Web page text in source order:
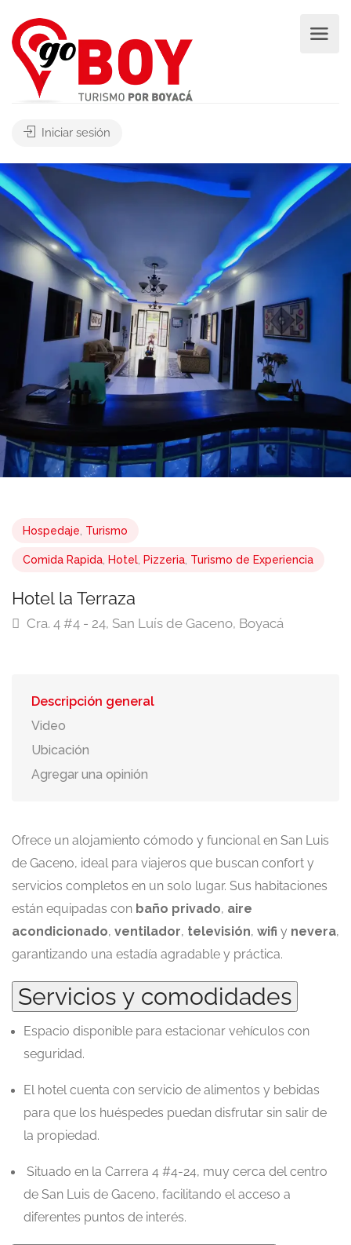
Iniciar sesión
Hospedaje Turismo
Comida Rapida Hotel Pizzeria Turismo de Experiencia
Hotel la Terraza
Cra. 4 #4 - 24, San Luís de Gaceno, Boyacá
Descripción general
Video
Ubicación
Agregar una opinión
Ofrece un alojamiento cómodo y funcional en San Luis
de Gaceno, ideal para viajeros que buscan confort y
servicios completos en un solo lugar. Sus habitaciones
están equipadas con baño privado, aire
acondicionado, ventilador, televisión, wifi y nevera,
garantizando una estadía agradable y práctica.
Servicios y comodidades
Espacio disponible para estacionar vehículos con
seguridad.
El hotel cuenta con servicio de alimentos y bebidas
para que los huéspedes puedan disfrutar sin salir de
la propiedad.
Situado en la Carrera 4 #4-24, muy cerca del centro
de San Luis de Gaceno, facilitando el acceso a
diferentes puntos de interés.